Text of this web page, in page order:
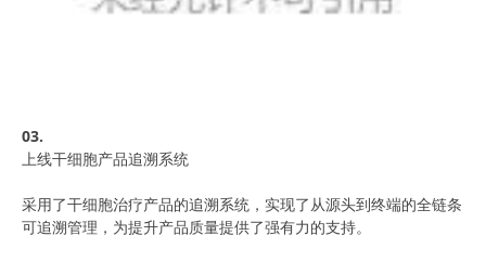
03.
上线干细胞产品追溯系统
采用了干细胞治疗产品的追溯系统，实现了从源头到终端的全链条
可追溯管理，为提升产品质量提供了强有力的支持。